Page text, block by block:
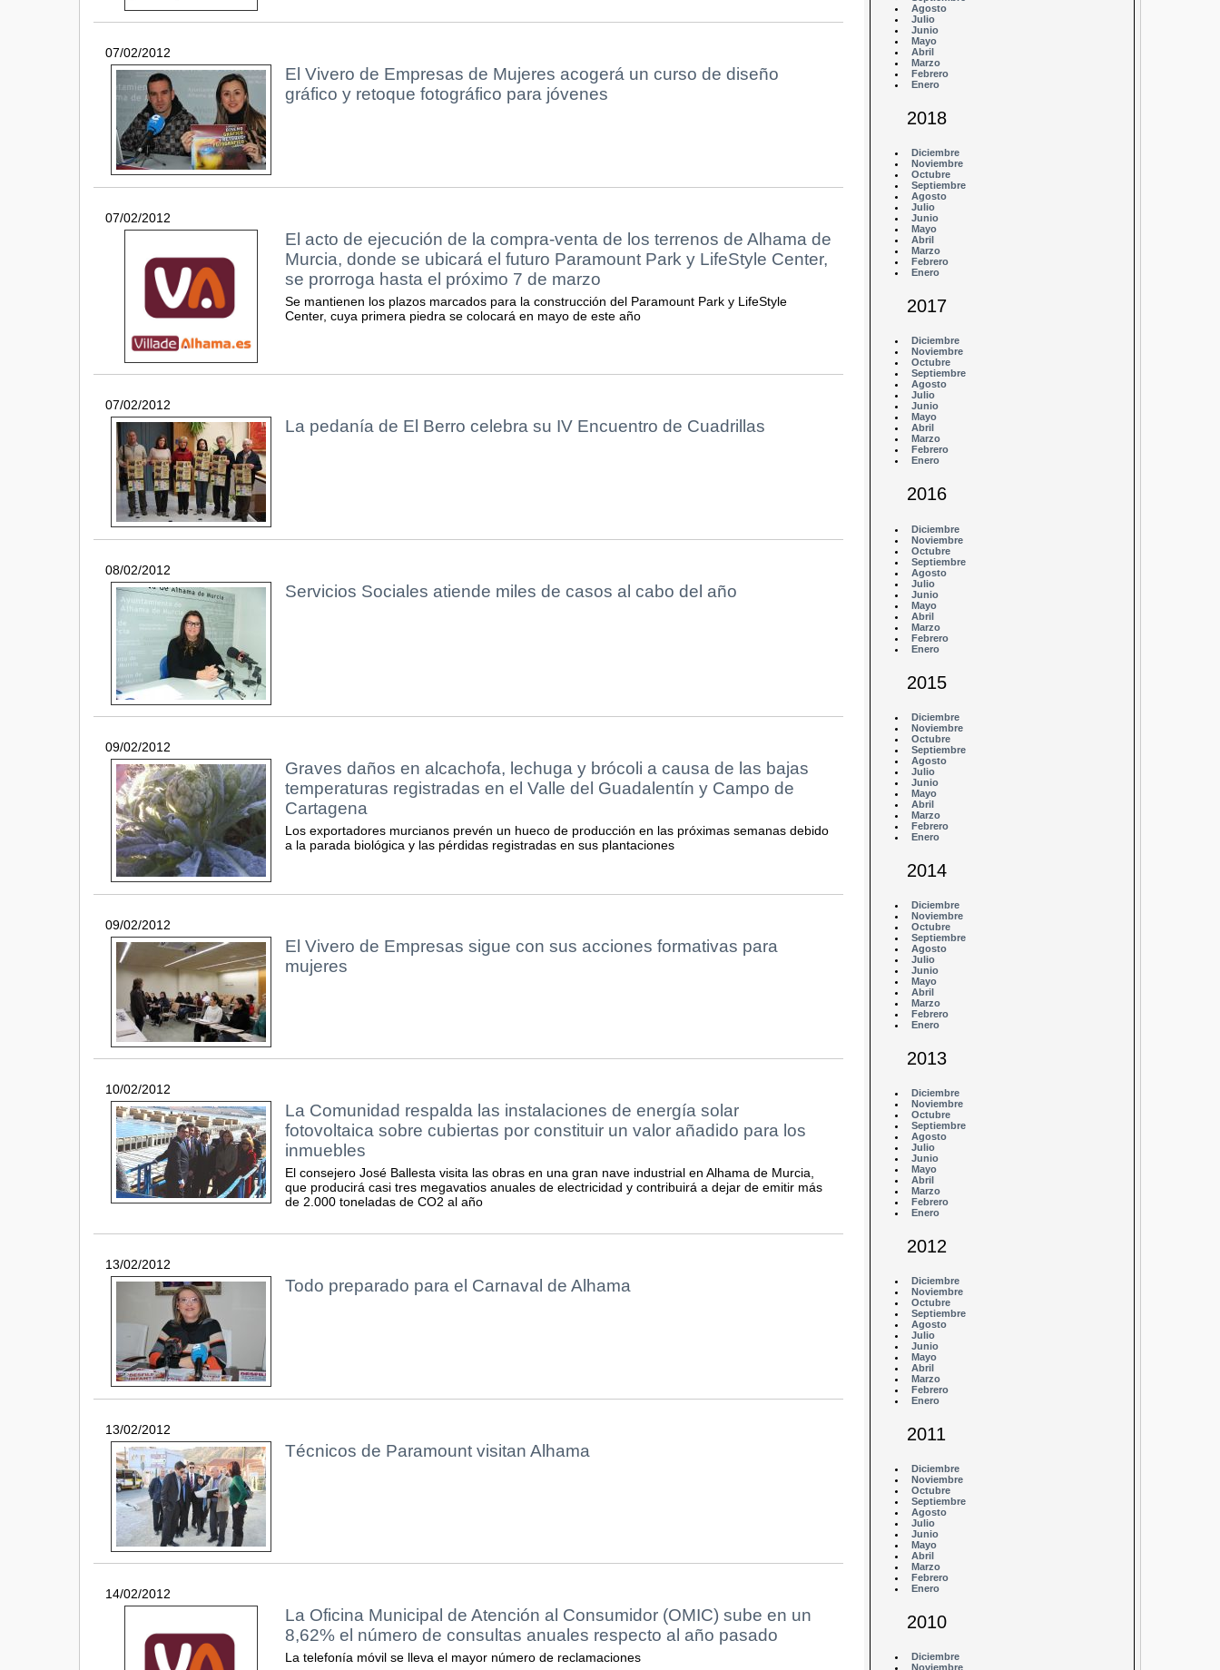
07/02/2012
El Vivero de Empresas de Mujeres acogerá un curso de diseño
gráfico y retoque fotográfico para jóvenes
07/02/2012
El acto de ejecución de la compra-venta de los terrenos de Alhama de
Murcia, donde se ubicará el futuro Paramount Park y LifeStyle Center,
se prorroga hasta el próximo 7 de marzo
Se mantienen los plazos marcados para la construcción del Paramount Park y LifeStyle
Center, cuya primera piedra se colocará en mayo de este año
07/02/2012
La pedanía de El Berro celebra su IV Encuentro de Cuadrillas
08/02/2012
Servicios Sociales atiende miles de casos al cabo del año
09/02/2012
Graves daños en alcachofa, lechuga y brócoli a causa de las bajas
temperaturas registradas en el Valle del Guadalentín y Campo de
Cartagena
Los exportadores murcianos prevén un hueco de producción en las próximas semanas debido
a la parada biológica y las pérdidas registradas en sus plantaciones
09/02/2012
El Vivero de Empresas sigue con sus acciones formativas para
mujeres
10/02/2012
La Comunidad respalda las instalaciones de energía solar
fotovoltaica sobre cubiertas por constituir un valor añadido para los
inmuebles
El consejero José Ballesta visita las obras en una gran nave industrial en Alhama de Murcia,
que producirá casi tres megavatios anuales de electricidad y contribuirá a dejar de emitir más
de 2.000 toneladas de CO2 al año
13/02/2012
Todo preparado para el Carnaval de Alhama
13/02/2012
Técnicos de Paramount visitan Alhama
14/02/2012
La Oficina Municipal de Atención al Consumidor (OMIC) sube en un
8,62% el número de consultas anuales respecto al año pasado
La telefonía móvil se lleva el mayor número de reclamaciones
Agosto
Julio
Junio
Mayo
Abril
Marzo
Febrero
Enero
2018
Diciembre
Noviembre
Octubre
Septiembre
Agosto
Julio
Junio
Mayo
Abril
Marzo
Febrero
Enero
2017
Diciembre
Noviembre
Octubre
Septiembre
Agosto
Julio
Junio
Mayo
Abril
Marzo
Febrero
Enero
2016
Diciembre
Noviembre
Octubre
Septiembre
Agosto
Julio
Junio
Mayo
Abril
Marzo
Febrero
Enero
2015
Diciembre
Noviembre
Octubre
Septiembre
Agosto
Julio
Junio
Mayo
Abril
Marzo
Febrero
Enero
2014
Diciembre
Noviembre
Octubre
Septiembre
Agosto
Julio
Junio
Mayo
Abril
Marzo
Febrero
Enero
2013
Diciembre
Noviembre
Octubre
Septiembre
Agosto
Julio
Junio
Mayo
Abril
Marzo
Febrero
Enero
2012
Diciembre
Noviembre
Octubre
Septiembre
Agosto
Julio
Junio
Mayo
Abril
Marzo
Febrero
Enero
2011
Diciembre
Noviembre
Octubre
Septiembre
Agosto
Julio
Junio
Mayo
Abril
Marzo
Febrero
Enero
2010
Diciembre
Noviembre